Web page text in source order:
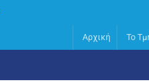
για τη
Αρχική Το